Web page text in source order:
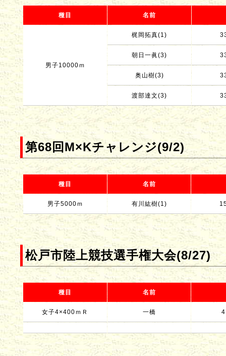
種目 名前
男子10000ｍ
梶岡拓真(1)
朝日一眞(3)
奥山樹(3)
渡部達文(3)
第68回M×Kチャレンジ(9/2)
種目 名前
男子5000ｍ 有川紘樹(1)
松戸市陸上競技選手権大会(8/27)
種目 名前
女子4×400ｍＲ 一橋